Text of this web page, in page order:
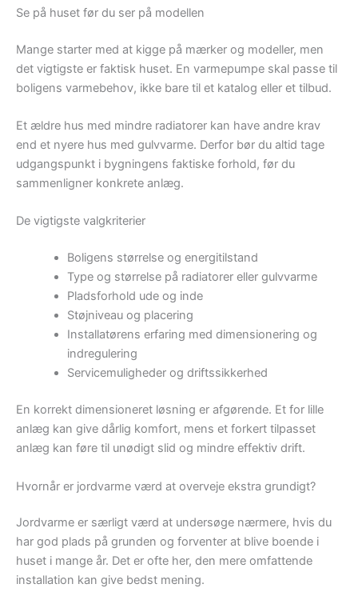
Se på huset før du ser på modellen
Mange starter med at kigge på mærker og modeller, men
det vigtigste er faktisk huset. En varmepumpe skal passe til
boligens varmebehov, ikke bare til et katalog eller et tilbud.
Et ældre hus med mindre radiatorer kan have andre krav
end et nyere hus med gulvvarme. Derfor bør du altid tage
udgangspunkt i bygningens faktiske forhold, før du
sammenligner konkrete anlæg.
De vigtigste valgkriterier
Boligens størrelse og energitilstand
Type og størrelse på radiatorer eller gulvvarme
Pladsforhold ude og inde
Støjniveau og placering
Installatørens erfaring med dimensionering og
indregulering
Servicemuligheder og driftssikkerhed
En korrekt dimensioneret løsning er afgørende. Et for lille
anlæg kan give dårlig komfort, mens et forkert tilpasset
anlæg kan føre til unødigt slid og mindre effektiv drift.
Hvornår er jordvarme værd at overveje ekstra grundigt?
Jordvarme er særligt værd at undersøge nærmere, hvis du
har god plads på grunden og forventer at blive boende i
huset i mange år. Det er ofte her, den mere omfattende
installation kan give bedst mening.